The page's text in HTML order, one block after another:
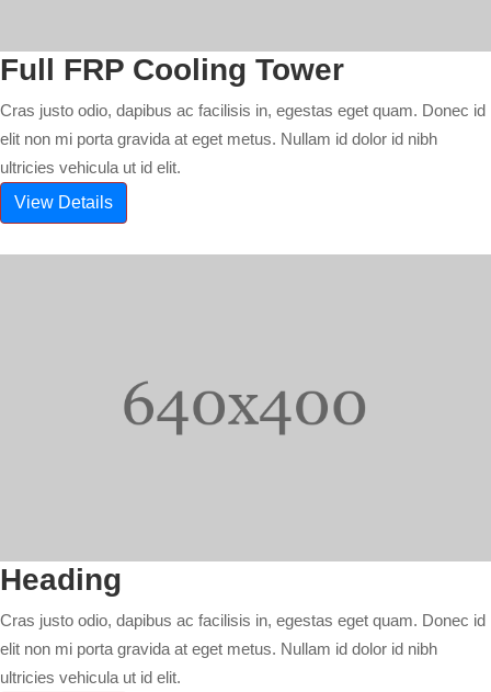
Full FRP Cooling Tower
Cras justo odio, dapibus ac facilisis in, egestas eget quam. Donec id
elit non mi porta gravida at eget metus. Nullam id dolor id nibh
ultricies vehicula ut id elit.
View Details
Heading
Cras justo odio, dapibus ac facilisis in, egestas eget quam. Donec id
elit non mi porta gravida at eget metus. Nullam id dolor id nibh
ultricies vehicula ut id elit.